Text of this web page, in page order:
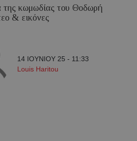
της κωμωδίας του Θοδωρή
& εικόνες
14 ΙΟΥΝΙΟΥ 25 - 11:33
Louis Haritou